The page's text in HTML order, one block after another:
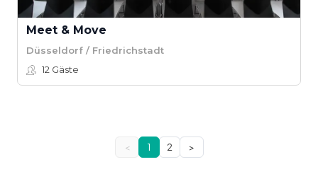
Meet & Move
Düsseldorf / Friedrichstadt
12 Gäste
< 1 2 >